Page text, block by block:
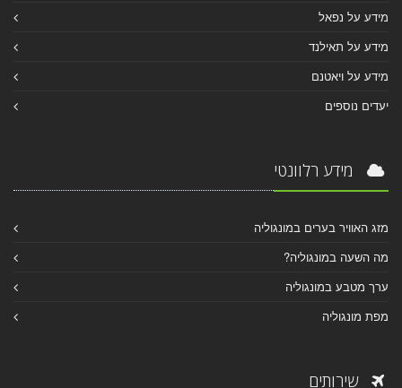
מידע על נפאל
מידע על תאילנד
מידע על ויאטנם
יעדים נוספים
מידע רלוונטי
מזג האוויר בערים במונגוליה
מה השעה במונגוליה?
ערך מטבע במונגוליה
מפת מונגוליה
שירותים